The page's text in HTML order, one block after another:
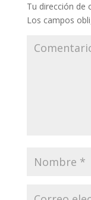
Tu dirección de
Los campos